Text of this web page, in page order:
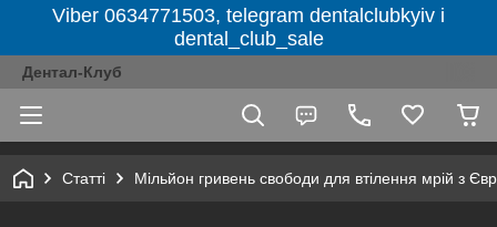
Viber 0634771503, telegram dentalclubkyiv і
dental_club_sale
Дентал-Клуб
Статті Мільйон гривень свободи для втілення мрій з